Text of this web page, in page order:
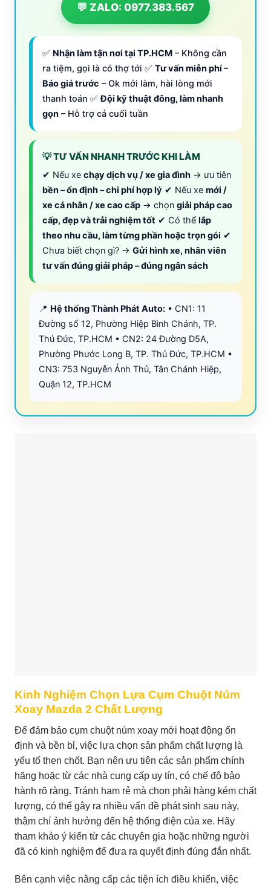
💬 ZALO: 0977.383.567
✅ Nhận làm tận nơi tại TP.HCM – Không cần
ra tiệm, gọi là có thợ tới ✅ Tư vấn miễn phí –
Báo giá trước – Ok mới làm, hài lòng mới
thanh toán ✅Đội kỹ thuật đông, làm nhanh
gọn – Hỗ trợ cả cuối tuần
💡 TƯ VẤN NHANH TRƯỚC KHI LÀM
✔ Nếu xe chạy dịch vụ / xe gia đình → ưu tiên
bền – ổn định – chi phí hợp lý ✔ Nếu xe mới /
xe cá nhân / xe cao cấp → chọn giải pháp cao
cấp, đẹp và trải nghiệm tốt ✔ Có thể lắp
theo nhu cầu, làm từng phần hoặc trọn gói ✔
Chưa biết chọn gì? → Gửi hình xe, nhân viên
tư vấn đúng giải pháp – đúng ngân sách
📍 Hệ thống Thành Phát Auto: • CN1: 11
Đường số 12, Phường Hiệp Bình Chánh, TP.
Thủ Đức, TP.HCM • CN2: 24 Đường D5A,
Phường Phước Long B, TP. Thủ Đức, TP.HCM •
CN3: 753 Nguyễn Ảnh Thủ, Tân Chánh Hiệp,
Quận 12, TP.HCM
Kinh Nghiệm Chọn Lựa Cụm Chuột Núm
Xoay Mazda 2 Chất Lượng
Để đảm bảo cụm chuột núm xoay mới hoạt động ổn
định và bền bỉ, việc lựa chọn sản phẩm chất lượng là
yếu tố then chốt. Bạn nên ưu tiên các sản phẩm chính
hãng hoặc từ các nhà cung cấp uy tín, có chế độ bảo
hành rõ ràng. Tránh ham rẻ mà chọn phải hàng kém chất
lượng, có thể gây ra nhiều vấn đề phát sinh sau này,
thậm chí ảnh hưởng đến hệ thống điện của xe. Hãy
tham khảo ý kiến từ các chuyên gia hoặc những người
đã có kinh nghiệm để đưa ra quyết định đúng đắn nhất.
Bên cạnh việc nâng cấp các tiện ích điều khiển, việc